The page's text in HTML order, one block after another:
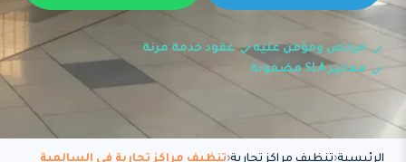
مرخص ومؤمن عليه
عقود خدمة مرنة
معايير SLA مضمونة
الرئيسية تنظيف مراكز تجارية تنظيف مراكز تجارية في السالمية